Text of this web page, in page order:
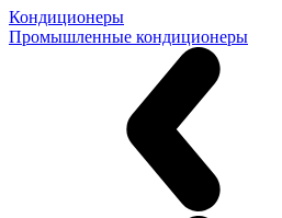
Кондиционеры
Промышленные кондиционеры